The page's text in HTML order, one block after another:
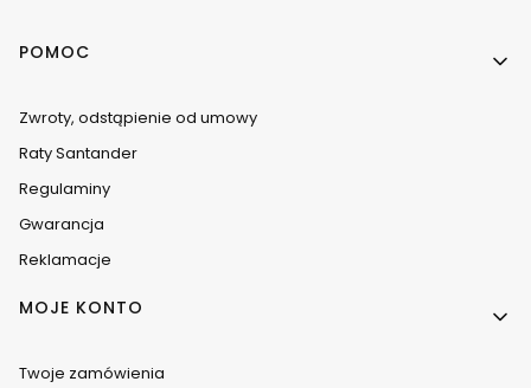
Linki w stopce
POMOC
Zwroty, odstąpienie od umowy
Raty Santander
Regulaminy
Gwarancja
Reklamacje
MOJE KONTO
Twoje zamówienia